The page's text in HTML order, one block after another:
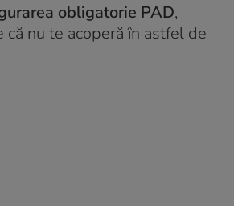
obligatorie PAD,
că nu te acoperă în astfel de